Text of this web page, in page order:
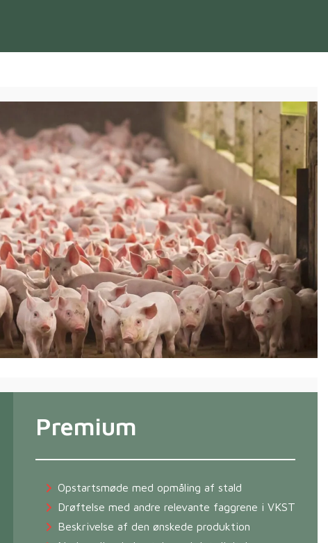
Premium
Opstartsmøde med opmåling af stald
Drøftelse med andre relevante faggrene i VKST
Beskrivelse af den ønskede produktion